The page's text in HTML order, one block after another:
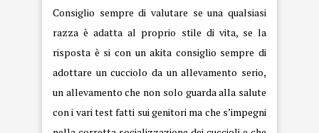
Consiglio sempre di valutare se una qualsiasi
razza è adatta al proprio stile di vita, se la
risposta è si con un akita consiglio sempre di
adottare un cucciolo da un allevamento serio,
un allevamento che non solo guarda alla salute
con i vari test fatti sui genitori ma che s’impegni